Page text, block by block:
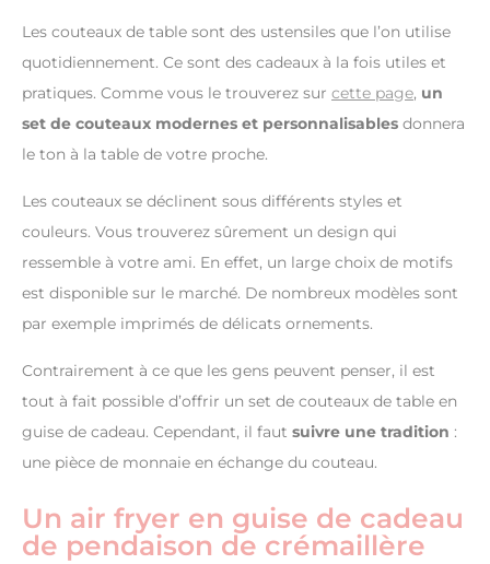
Les couteaux de table sont des ustensiles que l’on utilise
quotidiennement. Ce sont des cadeaux à la fois utiles et
pratiques. Comme vous le trouverez sur cette page, un
set de couteaux modernes et personnalisables donnera
le ton à la table de votre proche.
Les couteaux se déclinent sous différents styles et
couleurs. Vous trouverez sûrement un design qui
ressemble à votre ami. En effet, un large choix de motifs
est disponible sur le marché. De nombreux modèles sont
par exemple imprimés de délicats ornements.
Contrairement à ce que les gens peuvent penser, il est
tout à fait possible d’offrir un set de couteaux de table en
guise de cadeau. Cependant, il faut suivre une tradition :
une pièce de monnaie en échange du couteau.
Un air fryer en guise de cadeau
de pendaison de crémaillère